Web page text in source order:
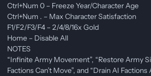
Ctrl+Num 0 – Freeze Year/Character Age
Ctrl+Num . – Max Character Satisfaction
F1/F2/F3/F4 – 2/4/8/16x Gold
Home – Disable All
NOTES
“Infinite Army Movement”, “Restore Army
Factions Can’t Move”, and “Drain AI